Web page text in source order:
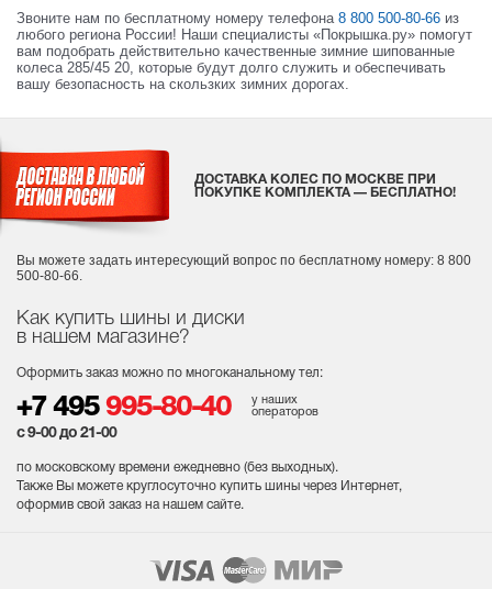
Звоните нам по бесплатному номеру телефона 8 800 500-80-66 из
любого региона России! Наши специалисты «Покрышка.ру» помогут
вам подобрать действительно качественные зимние шипованные
колеса 285/45 20, которые будут долго служить и обеспечивать
вашу безопасность на скользких зимних дорогах.
Как купить шины и диски
в нашем магазине?
Оформить заказ можно по многоканальному тел:
+7 495 995-80-40
у наших
операторов
с 9-00 до 21-00
по московскому времени ежедневно (без выходных).
Также Вы можете круглосуточно купить шины через Интернет,
оформив свой заказ на нашем сайте.
ДОСТАВКА КОЛЕС ПО МОСКВЕ ПРИ
ПОКУПКЕ КОМПЛЕКТА — БЕСПЛАТНО!
Вы можете задать интересующий вопрос по бесплатному номеру: 8 800
500-80-66.